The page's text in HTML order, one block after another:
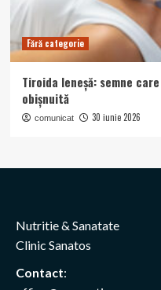
Fără categorie
Tiroida leneșă: semne
obișnuită
comunicat 30 iunie 2026
Nutritie & Sanatate
Clinic Sanatos
Contact: